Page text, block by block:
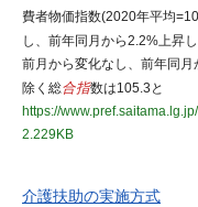
費者物価指数(2020年平均
し、前年同月から2.2%上昇
前月から変化なし、前年同
除く総合指数は105.3と
https://
2.229KB
介護扶助の実施方式